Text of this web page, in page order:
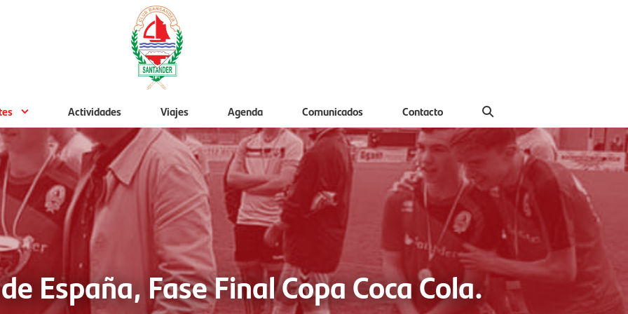
Actividades Viajes Agenda Comunicados Contacto
España, Fase Final Copa Coca Cola.